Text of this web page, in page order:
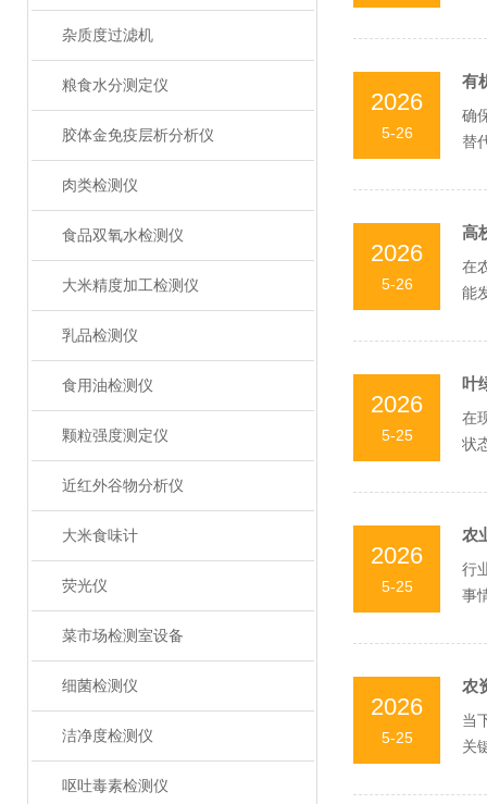
杂质度过滤机
粮食水分测定仪
胶体金免疫层析分析仪
肉类检测仪
食品双氧水检测仪
大米精度加工检测仪
乳品检测仪
食用油检测仪
颗粒强度测定仪
近红外谷物分析仪
大米食味计
荧光仪
菜市场检测室设备
细菌检测仪
洁净度检测仪
呕吐毒素检测仪
2026
5-26
有
确
替
2026
5-26
高
在
能
2026
5-25
叶
在
状
2026
5-25
农
行
事
2026
5-25
农
当
关